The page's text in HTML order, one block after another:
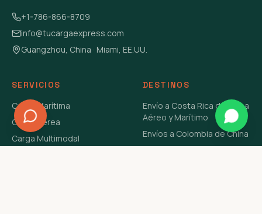
+1-786-866-8709
info@tucargaexpress.com
Guangzhou, China · Miami, EE.UU.
SERVICIOS
Carga Marítima
Carga Aérea
Carga Multimodal
DESTINOS
Envío a Costa Rica de China
Aéreo y Marítimo
Envíos a Colombia de China